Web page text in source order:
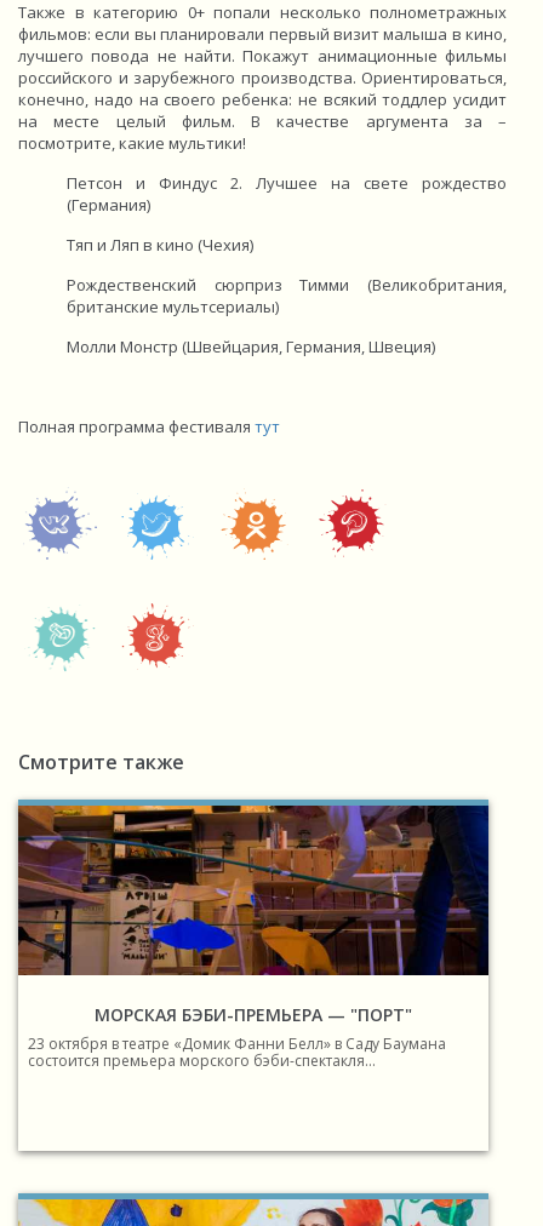
Также в категорию 0+ попали несколько полнометражных
фильмов: если вы планировали первый визит малыша в кино,
лучшего повода не найти. Покажут анимационные фильмы
российского и зарубежного производства. Ориентироваться,
конечно, надо на своего ребенка: не всякий тоддлер усидит
на месте целый фильм. В качестве аргумента за –
посмотрите, какие мультики!
Петсон и Финдус 2. Лучшее на свете рождество
(Германия)
Тяп и Ляп в кино (Чехия)
Рождественский сюрприз Тимми (Великобритания,
британские мультсериалы)
Молли Монстр (Швейцария, Германия, Швеция)
Полная программа фестиваля тут
Смотрите также
МОРСКАЯ БЭБИ-ПРЕМЬЕРА — "ПОРТ"
23 октября в театре «Домик Фанни Белл» в Саду Баумана
состоится премьера морского бэби-спектакля...